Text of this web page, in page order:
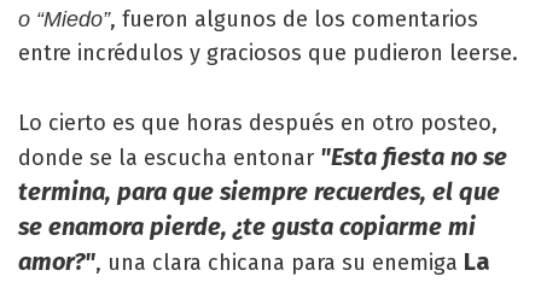
o “Miedo”, fueron algunos de los comentarios
entre incrédulos y graciosos que pudieron leerse.
Lo cierto es que horas después en otro posteo,
donde se la escucha entonar "Esta fiesta no se
termina, para que siempre recuerdes, el que
se enamora pierde, ¿te gusta copiarme mi
amor?", una clara chicana para su enemiga La